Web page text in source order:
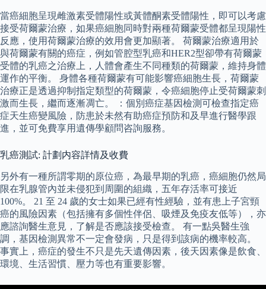
當癌細胞呈現雌激素受體陽性或黃體酮素受體陽性，即可以考慮
接受荷爾蒙治療，如果癌細胞同時對兩種荷爾蒙受體都呈現陽性
反應，使用荷爾蒙治療的效用會更加顯著。 荷爾蒙治療適用於
與荷爾蒙有關的癌症，例如管腔型乳癌和HER2型卻帶有荷爾蒙
受體的乳癌之治療上，人體會產生不同種類的荷爾蒙，維持身體
運作的平衡。 身體各種荷爾蒙有可能影響癌細胞生長，荷爾蒙
治療正是透過抑制指定類型的荷爾蒙，令癌細胞停止受荷爾蒙刺
激而生長，繼而逐漸凋亡。 ：個別癌症基因檢測可檢查指定癌
症天生癌變風險，防患於未然有助癌症預防和及早進行醫學跟
進，並可免費享用遺傳學顧問咨詢服務。
乳癌測試: 計劃内容詳情及收費
另外有一種所謂零期的原位癌，為最早期的乳癌，癌細胞仍然局
限在乳腺管內並未侵犯到周圍的組織，五年存活率可接近
100%。 21 至 24 歲的女士如果已經有性經驗，並有患上子宮頸
癌的風險因素（包括擁有多個性伴侶、吸煙及免疫友低等），亦
應諮詢醫生意見，了解是否應該接受檢查。 有一點吳醫生強
調，基因檢測異常不一定會發病，只是得到該病的機率較高。
事實上，癌症的發生不只是先天遺傳因素，後天因素像是飲食、
環境、生活習慣、壓力等也有重要影響。